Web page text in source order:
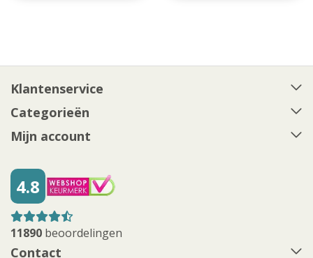
Klantenservice
Categorieën
Mijn account
4.8
11890 beoordelingen
Contact